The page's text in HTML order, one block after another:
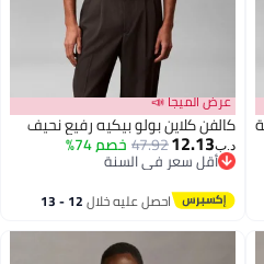
عرض الميجا 📣
كلاين بولو بيكيه رفيع نحيف
12.13
47.92خصم 74%
أقل سعر في السنة
أقل سعر في السنة
احصل عليه خلال 12 - 13